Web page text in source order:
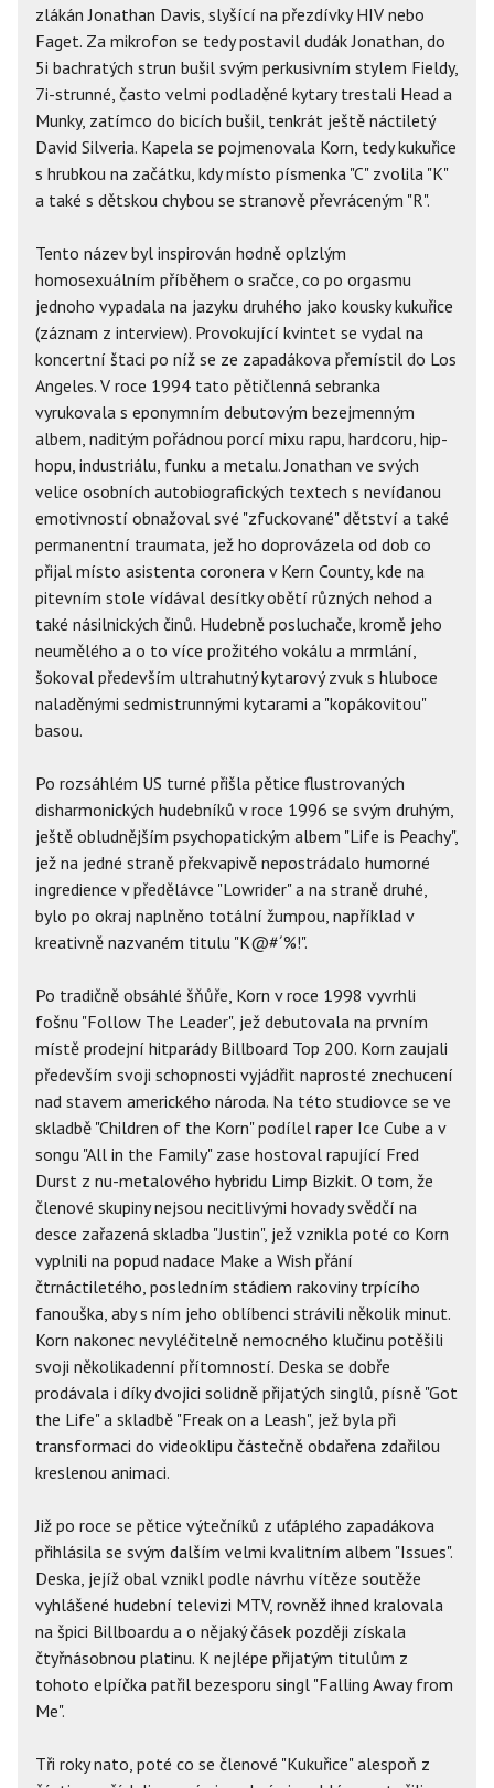
zlákán Jonathan Davis, slyšící na přezdívky HIV nebo
Faget. Za mikrofon se tedy postavil dudák Jonathan, do
5i bachratých strun bušil svým perkusivním stylem Fieldy,
7i-strunné, často velmi podladěné kytary trestali Head a
Munky, zatímco do bicích bušil, tenkrát ještě náctiletý
David Silveria. Kapela se pojmenovala Korn, tedy kukuřice
s hrubkou na začátku, kdy místo písmenka "C" zvolila "K"
a také s dětskou chybou se stranově převráceným "R".
Tento název byl inspirován hodně oplzlým
homosexuálním příběhem o sračce, co po orgasmu
jednoho vypadala na jazyku druhého jako kousky kukuřice
(záznam z interview). Provokující kvintet se vydal na
koncertní štaci po níž se ze zapadákova přemístil do Los
Angeles. V roce 1994 tato pětičlenná sebranka
vyrukovala s eponymním debutovým bezejmenným
albem, naditým pořádnou porcí mixu rapu, hardcoru, hip-
hopu, industriálu, funku a metalu. Jonathan ve svých
velice osobních autobiografických textech s nevídanou
emotivností obnažoval své "zfuckované" dětství a také
permanentní traumata, jež ho doprovázela od dob co
přijal místo asistenta coronera v Kern County, kde na
pitevním stole vídával desítky obětí různých nehod a
také násilnických činů. Hudebně posluchače, kromě jeho
neumělého a o to více prožitého vokálu a mrmlání,
šokoval především ultrahutný kytarový zvuk s hluboce
naladěnými sedmistrunnými kytarami a "kopákovitou"
basou.
Po rozsáhlém US turné přišla pětice flustrovaných
disharmonických hudebníků v roce 1996 se svým druhým,
ještě obludnějším psychopatickým albem "Life is Peachy",
jež na jedné straně překvapivě nepostrádalo humorné
ingredience v předělávce "Lowrider" a na straně druhé,
bylo po okraj naplněno totální žumpou, například v
kreativně nazvaném titulu "K@#´%!".
Po tradičně obsáhlé šňůře, Korn v roce 1998 vyvrhli
fošnu "Follow The Leader", jež debutovala na prvním
místě prodejní hitparády Billboard Top 200. Korn zaujali
především svoji schopnosti vyjádřit naprosté znechucení
nad stavem amerického národa. Na této studiovce se ve
skladbě "Children of the Korn" podílel raper Ice Cube a v
songu "All in the Family" zase hostoval rapující Fred
Durst z nu-metalového hybridu Limp Bizkit. O tom, že
členové skupiny nejsou necitlivými hovady svědčí na
desce zařazená skladba "Justin", jež vznikla poté co Korn
vyplnili na popud nadace Make a Wish přání
čtrnáctiletého, posledním stádiem rakoviny trpícího
fanouška, aby s ním jeho oblíbenci strávili několik minut.
Korn nakonec nevyléčitelně nemocného klučinu potěšili
svoji několikadenní přítomností. Deska se dobře
prodávala i díky dvojici solidně přijatých singlů, písně "Got
the Life" a skladbě "Freak on a Leash", jež byla při
transformaci do videoklipu částečně obdařena zdařilou
kreslenou animaci.
Již po roce se pětice výtečníků z uťáplého zapadákova
přihlásila se svým dalším velmi kvalitním albem "Issues".
Deska, jejíž obal vznikl podle návrhu vítěze soutěže
vyhlášené hudební televizi MTV, rovněž ihned kralovala
na špici Billboardu a o nějaký čásek později získala
čtyřnásobnou platinu. K nejlépe přijatým titulům z
tohoto elpíčka patřil bezesporu singl "Falling Away from
Me".
Tři roky nato, poté co se členové "Kukuřice" alespoň z